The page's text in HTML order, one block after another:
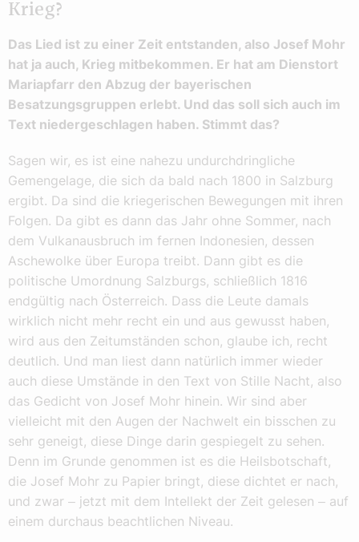
Krieg?
Das Lied ist zu einer Zeit entstanden, also Josef Mohr
hat ja auch, Krieg mitbekommen. Er hat am Dienstort
Mariapfarr den Abzug der bayerischen
Besatzungsgruppen erlebt. Und das soll sich auch im
Text niedergeschlagen haben. Stimmt das?
Sagen wir, es ist eine nahezu undurchdringliche
Gemengelage, die sich da bald nach 1800 in Salzburg
ergibt. Da sind die kriegerischen Bewegungen mit ihren
Folgen. Da gibt es dann das Jahr ohne Sommer, nach
dem Vulkanausbruch im fernen Indonesien, dessen
Aschewolke über Europa treibt. Dann gibt es die
politische Umordnung Salzburgs, schließlich 1816
endgültig nach Österreich. Dass die Leute damals
wirklich nicht mehr recht ein und aus gewusst haben,
wird aus den Zeitumständen schon, glaube ich, recht
deutlich. Und man liest dann natürlich immer wieder
auch diese Umstände in den Text von Stille Nacht, also
das Gedicht von Josef Mohr hinein. Wir sind aber
vielleicht mit den Augen der Nachwelt ein bisschen zu
sehr geneigt, diese Dinge darin gespiegelt zu sehen.
Denn im Grunde genommen ist es die Heilsbotschaft,
die Josef Mohr zu Papier bringt, diese dichtet er nach,
und zwar ‒ jetzt mit dem Intellekt der Zeit gelesen ‒ auf
einem durchaus beachtlichen Niveau.